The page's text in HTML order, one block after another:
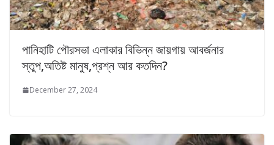
পানিহাটি পৌরসভা এলাকার বিভিন্ন জায়গায় আবর্জনার
স্তুপ,অতিষ্ট মানুষ,প্রশ্ন আর কতদিন?
December 27, 2024